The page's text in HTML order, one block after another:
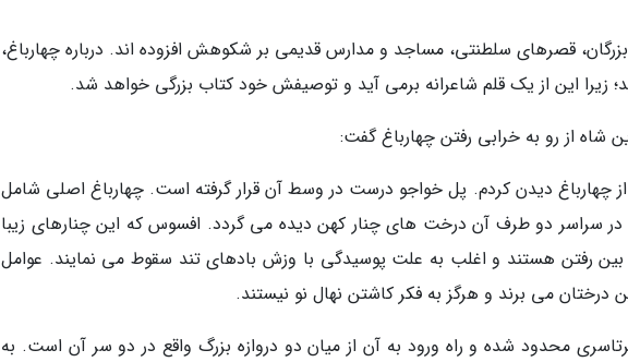
قصرهای سلطنتی، مساجد و مدارس قدیمی بر شکوهش افزوده اند. درباره چهارباغ،
زیرا این از یک قلم شاعرانه برمی آید و توصیفش خود کتاب بزرگی خواهد شد.
شاه از رو به خرابی رفتن چهارباغ گفت:
چهارباغ دیدن کردم. پل خواجو درست در وسط آن قرار گرفته است. چهارباغ اصلی شامل
سراسر دو طرف آن درخت های چنار کهن دیده می گردد. افسوس که این چنارهای زیبا
رفتن هستند و اغلب به علت پوسیدگی با وزش بادهای تند سقوط می نمایند. عوامل
می برند و هرگز به فکر کاشتن نهال نو نیستند.
محدود شده و راه ورود به آن از میان دو دروازه بزرگ واقع در دو سر آن است. به